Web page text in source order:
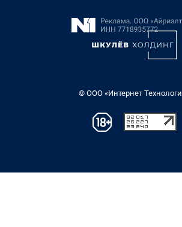
© ООО «Интернет